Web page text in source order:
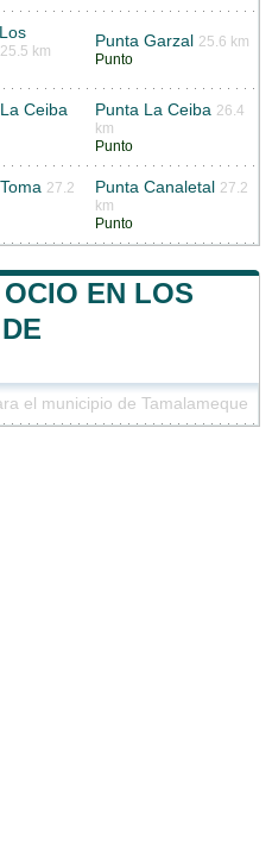
25.5 km
Punta Garzal 25.6 km
Punto
Ceiba Punta La Ceiba 26.4
km
Punto
27.2
Punta Canaletal 27.2
km
Punto
EN LOS
el municipio de Tamalameque